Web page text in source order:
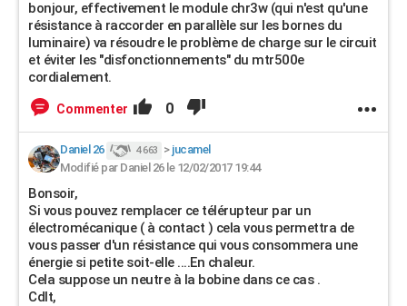
bonjour, effectivement le module chr3w (qui n'est qu'une
résistance à raccorder en parallèle sur les bornes du
luminaire) va résoudre le problème de charge sur le circuit
et éviter les "disfonctionnements" du mtr500e
cordialement.
Commenter 0
Daniel 26 4 663 > jucamel
Modifié par Daniel 26 le 12/02/2017 19:44
Bonsoir,
Si vous pouvez remplacer ce télérupteur par un
électromécanique ( à contact ) cela vous permettra de
vous passer d'un résistance qui vous consommera une
énergie si petite soit-elle ....En chaleur.
Cela suppose un neutre à la bobine dans ce cas .
Cdlt,